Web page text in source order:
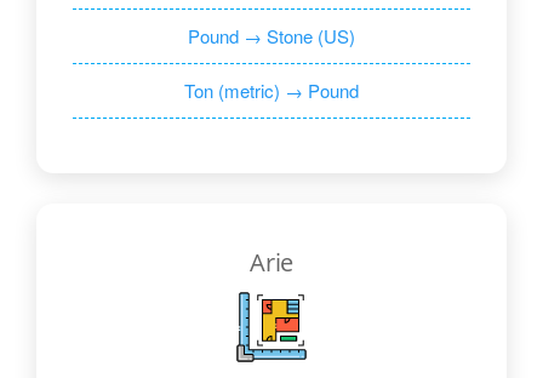
Pound → Stone (US)
Ton (metric) → Pound
Arie